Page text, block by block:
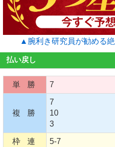
▲腕利き研究員が勧める
払い戻し
単 勝 7
複 勝
7
10
3
枠 連 5-7